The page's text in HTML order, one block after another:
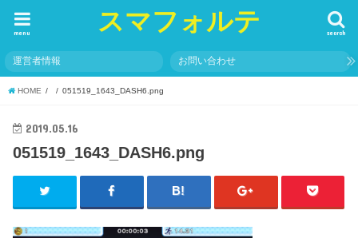
スマフォルテ search
menu
運営者情報 お問い合わせ
HOME 051519_1643_DASH6.png
2019.05.16
051519_1643_DASH6.png